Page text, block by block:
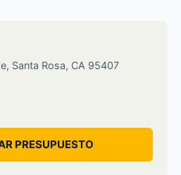
Santa Rosa, CA 95407
PRESUPUESTO